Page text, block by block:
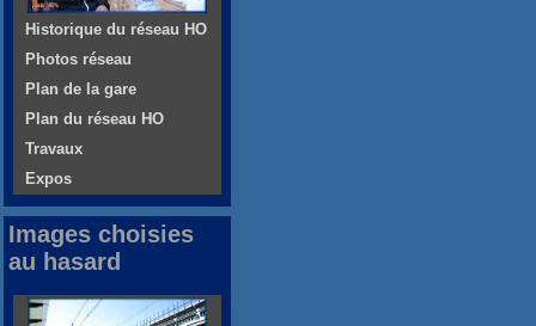
Historique du réseau HO
Photos réseau
Plan de la gare
Plan du réseau HO
Travaux
Expos
Images choisies
au hasard